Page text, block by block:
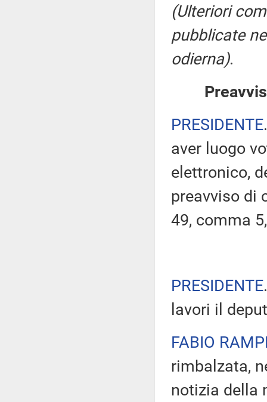
(Ulteriori
pubblicate
odierna).
PRESIDENTE
aver luogo
elettronico,
preavviso di
49, comma
PRESIDENTE
lavori il
FABIO
rimbalzata,
notizia della